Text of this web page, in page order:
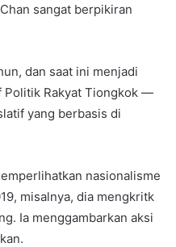
sangat berpikiran
dan saat ini menjadi
Politik Rakyat Tiongkok —
yang berbasis di
nasionalisme
misalnya, dia mengkritk
Ia menggambarkan aksi